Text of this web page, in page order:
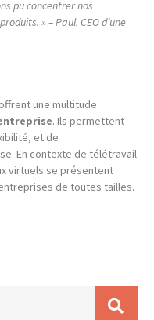
pu concentrer nos
» – Paul, CEO d’une
offrent une multitude
. Ils permettent
et de
En contexte de télétravail
virtuels se présentent
de toutes tailles.